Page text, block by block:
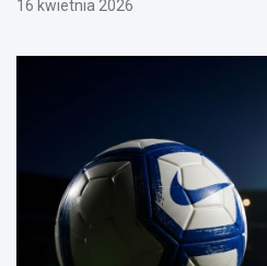
16 kwietnia 2026